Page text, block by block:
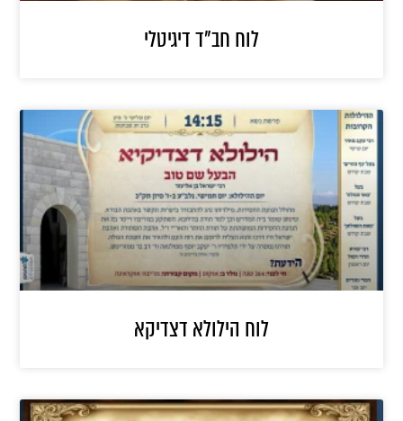
לוח חב”ד דיגיטלי
לוח הילולא דצדיקא